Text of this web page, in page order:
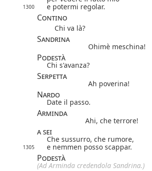
1300 e potermi regolar.
Contino
Chi va là?
Sandrina
Ohimè meschina!
Podestà
Chi s'avanza?
Serpetta
Ah poverina!
Nardo
Date il passo.
Arminda
Ahi, che terrore!
a sei
Che sussurro, che rumore,
1305 e nemmen posso scappar.
Podestà
(Ad Arminda credendola Sandrina.)